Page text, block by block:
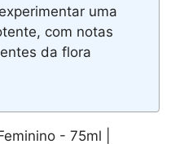
uma
com notas
da flora